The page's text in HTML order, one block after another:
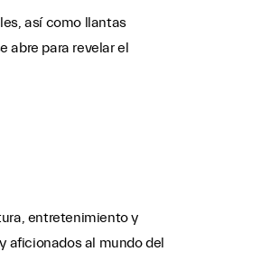
así como llantas
abre para revelar el
entretenimiento y
aficionados al mundo del